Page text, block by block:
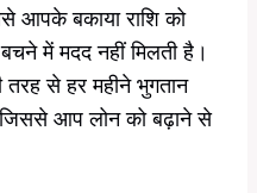
आपके बकाया राशि को
में मदद नहीं मिलती है।
से हर महीने भुगतान
आप लोन को बढ़ाने से